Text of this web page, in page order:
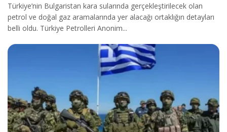
Türkiye’nin Bulgaristan kara sularında gerçekleştirilecek olan
petrol ve doğal gaz aramalarında yer alacağı ortaklığın detayları
belli oldu. Türkiye Petrolleri Anonim...